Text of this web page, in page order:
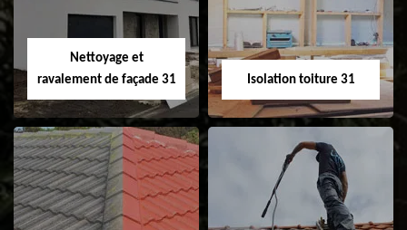
fenêtre de toit et
Velux 31
Nettoyage et
ravalement de façade 31
Nettoyage et
Isolation toiture 31
Isolation toiture 31